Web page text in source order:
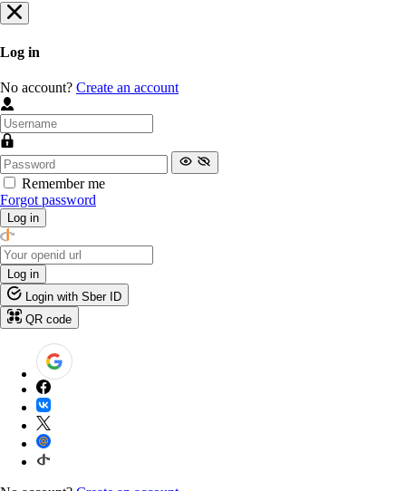
Log in
No account? Create an account
Remember me
Forgot password
Log in
Log in
Login with Sber ID
QR code